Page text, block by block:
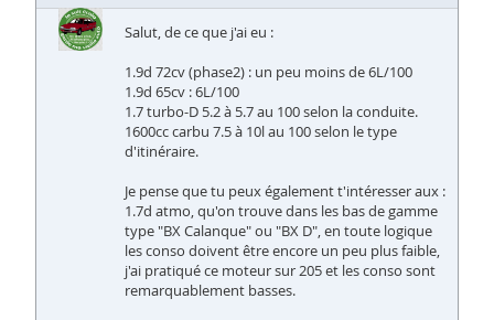
Salut, de ce que j'ai eu :
1.9d 72cv (phase2) : un peu moins de 6L/100
1.9d 65cv : 6L/100
1.7 turbo-D 5.2 à 5.7 au 100 selon la conduite.
1600cc carbu 7.5 à 10l au 100 selon le type
d'itinéraire.
Je pense que tu peux également t'intéresser aux :
1.7d atmo, qu'on trouve dans les bas de gamme
type "BX Calanque" ou "BX D", en toute logique
les conso doivent être encore un peu plus faible,
j'ai pratiqué ce moteur sur 205 et les conso sont
remarquablement basses.